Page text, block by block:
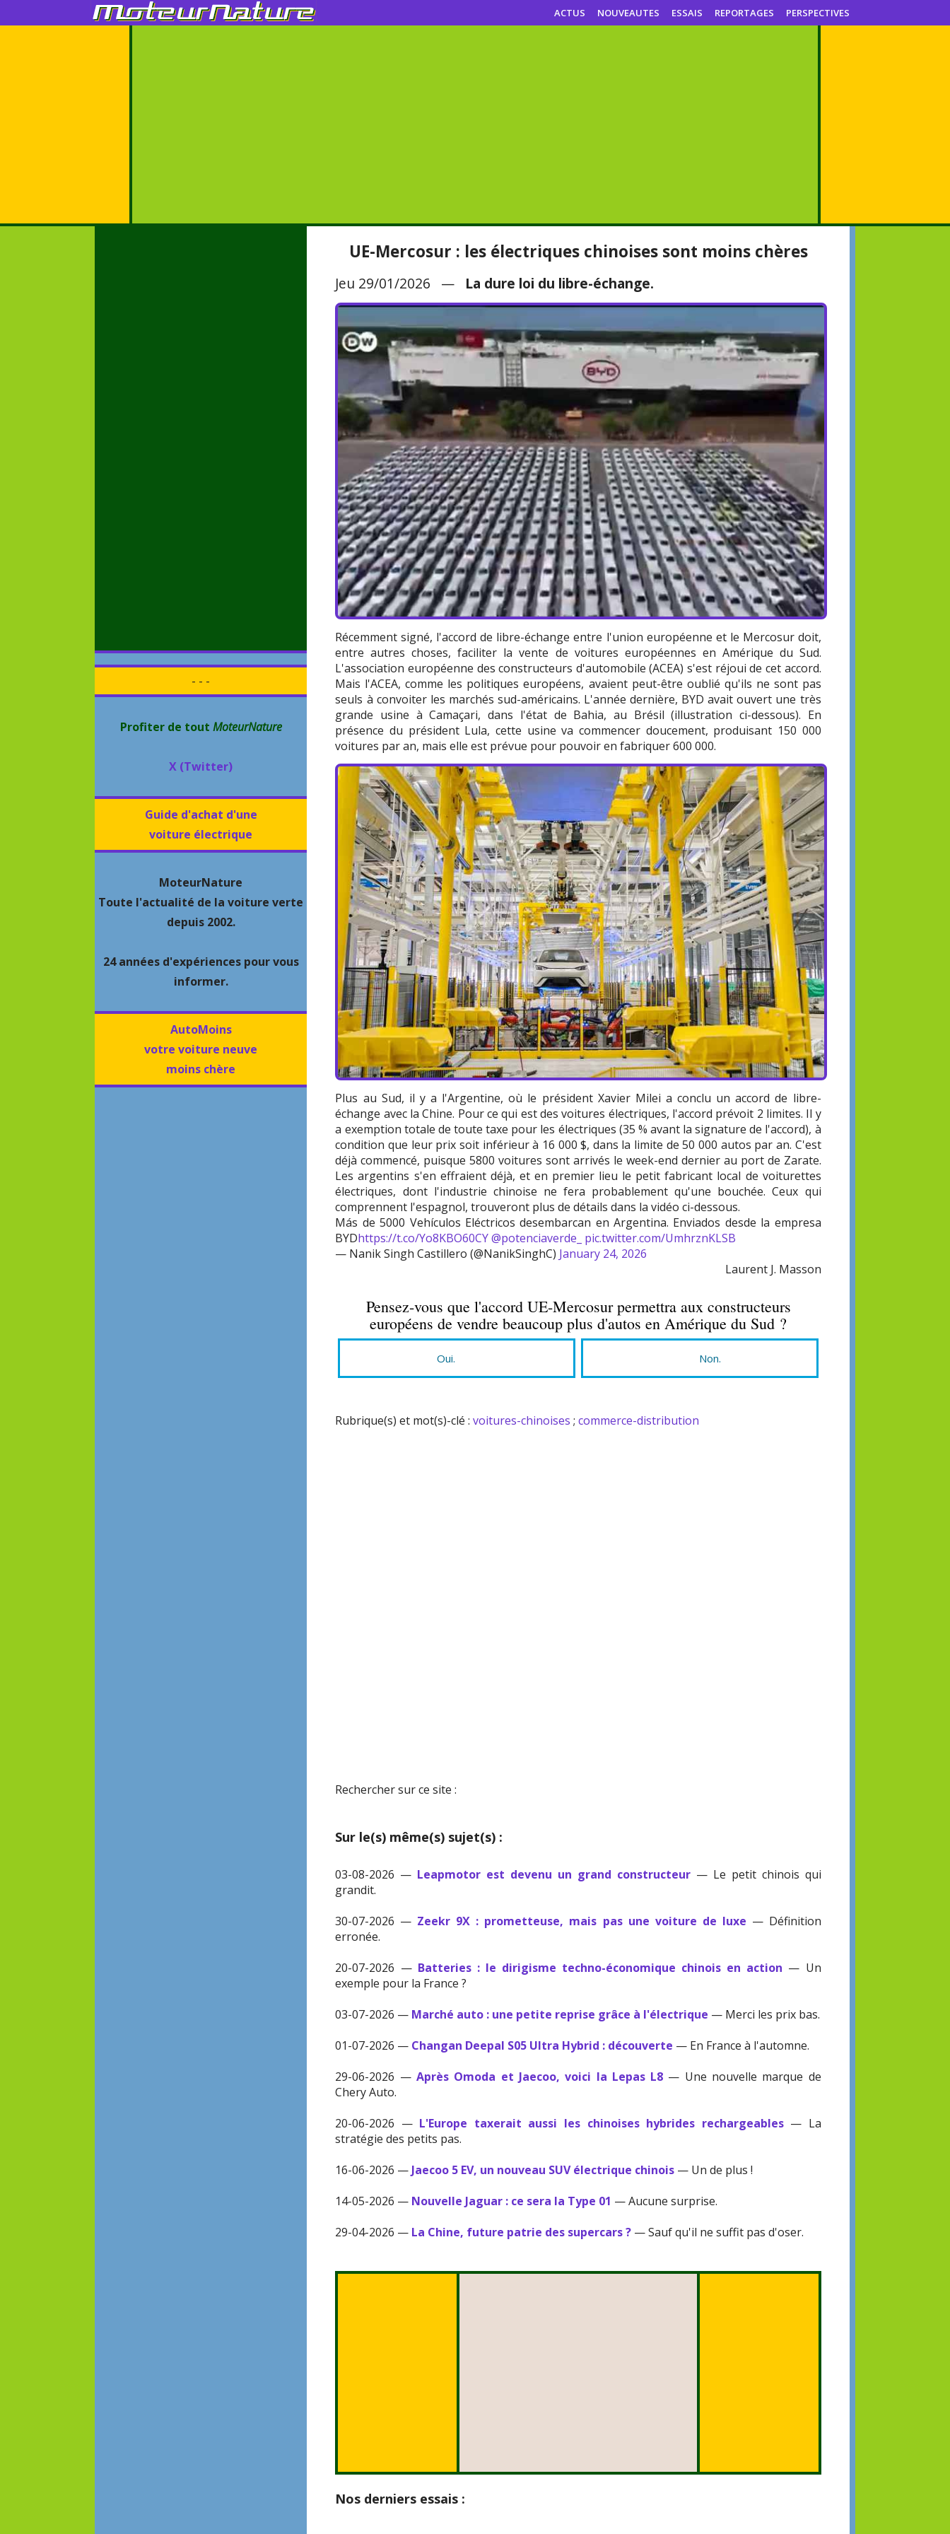
ACTUS NOUVEAUTES ESSAIS REPORTAGES PERSPECTIVES
- - -
Profiter de tout MoteurNature
X (Twitter)
Guide d'achat d'une
voiture électrique
MoteurNature
Toute l'actualité de la voiture verte
depuis 2002.
24 années d'expériences pour vous
informer.
AutoMoins
votre voiture neuve
moins chère
UE-Mercosur : les électriques chinoises sont moins chères
Jeu 29/01/2026 — La dure loi du libre-échange.
Récemment signé, l'accord de libre-échange entre l'union européenne et le Mercosur doit,
entre autres choses, faciliter la vente de voitures européennes en Amérique du Sud.
L'association européenne des constructeurs d'automobile (ACEA) s'est réjoui de cet accord.
Mais l'ACEA, comme les politiques européens, avaient peut-être oublié qu'ils ne sont pas
seuls à convoiter les marchés sud-américains. L'année dernière, BYD avait ouvert une très
grande usine à Camaçari, dans l'état de Bahia, au Brésil (illustration ci-dessous). En
présence du président Lula, cette usine va commencer doucement, produisant 150 000
voitures par an, mais elle est prévue pour pouvoir en fabriquer 600 000.
Plus au Sud, il y a l'Argentine, où le président Xavier Milei a conclu un accord de libre-
échange avec la Chine. Pour ce qui est des voitures électriques, l'accord prévoit 2 limites. Il y
a exemption totale de toute taxe pour les électriques (35 % avant la signature de l'accord), à
condition que leur prix soit inférieur à 16 000 $, dans la limite de 50 000 autos par an. C'est
déjà commencé, puisque 5800 voitures sont arrivés le week-end dernier au port de Zarate.
Les argentins s'en effraient déjà, et en premier lieu le petit fabricant local de voiturettes
électriques, dont l'industrie chinoise ne fera probablement qu'une bouchée. Ceux qui
comprennent l'espagnol, trouveront plus de détails dans la vidéo ci-dessous.
Más de 5000 Vehículos Eléctricos desembarcan en Argentina. Enviados desde la empresa
BYDhttps://t.co/Yo8KBO60CY @potenciaverde_ pic.twitter.com/UmhrznKLSB
— Nanik Singh Castillero (@NanikSinghC) January 24, 2026
Laurent J. Masson
Pensez-vous que l'accord UE-Mercosur permettra aux constructeurs
européens de vendre beaucoup plus d'autos en Amérique du Sud ?
Oui. Non.
Rubrique(s) et mot(s)-clé :voitures-chinoises ;commerce-distribution
Rechercher sur ce site :
Sur le(s) même(s) sujet(s) :
03-08-2026 — Leapmotor est devenu un grand constructeur— Le petit chinois qui
grandit.
30-07-2026 — Zeekr 9X : prometteuse, mais pas une voiture de luxe — Définition
erronée.
20-07-2026 — Batteries : le dirigisme techno-économique chinois en action — Un
exemple pour la France ?
03-07-2026 — Marché auto : une petite reprise grâce à l'électrique — Merci les prix bas.
01-07-2026 — Changan Deepal S05 Ultra Hybrid : découverte — En France à l'automne.
29-06-2026 —Après Omoda et Jaecoo, voici la Lepas L8 — Une nouvelle marque de
Chery Auto.
20-06-2026 — L'Europe taxerait aussi les chinoises hybrides rechargeables— La
stratégie des petits pas.
16-06-2026 — Jaecoo 5 EV, un nouveau SUV électrique chinois — Un de plus !
14-05-2026 — Nouvelle Jaguar : ce sera la Type 01 — Aucune surprise.
29-04-2026 — La Chine, future patrie des supercars ? — Sauf qu'il ne suffit pas d'oser.
Nos derniers essais :